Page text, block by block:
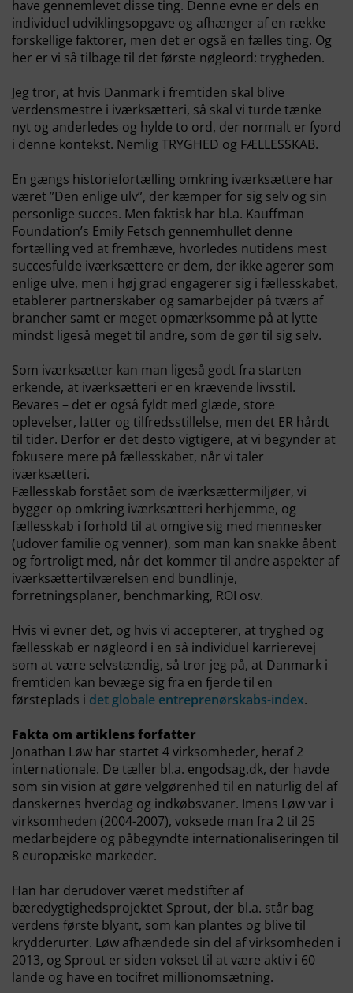
have gennemlevet disse ting. Denne evne er dels en
individuel udviklingsopgave og afhænger af en række
forskellige faktorer, men det er også en fælles ting. Og
her er vi så tilbage til det første nøgleord: trygheden.
Jeg tror, at hvis Danmark i fremtiden skal blive
verdensmestre i iværksætteri, så skal vi turde tænke
nyt og anderledes og hylde to ord, der normalt er fyord
i denne kontekst. Nemlig TRYGHED og FÆLLESSKAB.
En gængs historiefortælling omkring iværksættere har
været ”Den enlige ulv”, der kæmper for sig selv og sin
personlige succes. Men faktisk har bl.a. Kauffman
Foundation’s Emily Fetsch gennemhullet denne
fortælling ved at fremhæve, hvorledes nutidens mest
succesfulde iværksættere er dem, der ikke agerer som
enlige ulve, men i høj grad engagerer sig i fællesskabet,
etablerer partnerskaber og samarbejder på tværs af
brancher samt er meget opmærksomme på at lytte
mindst ligeså meget til andre, som de gør til sig selv.
Som iværksætter kan man ligeså godt fra starten
erkende, at iværksætteri er en krævende livsstil.
Bevares – det er også fyldt med glæde, store
oplevelser, latter og tilfredsstillelse, men det ER hårdt
til tider. Derfor er det desto vigtigere, at vi begynder at
fokusere mere på fællesskabet, når vi taler
iværksætteri.
Fællesskab forstået som de iværksættermiljøer, vi
bygger op omkring iværksætteri herhjemme, og
fællesskab i forhold til at omgive sig med mennesker
(udover familie og venner), som man kan snakke åbent
og fortroligt med, når det kommer til andre aspekter af
iværksættertilværelsen end bundlinje,
forretningsplaner, benchmarking, ROI osv.
Hvis vi evner det, og hvis vi accepterer, at tryghed og
fællesskab er nøgleord i en så individuel karrierevej
som at være selvstændig, så tror jeg på, at Danmark i
fremtiden kan bevæge sig fra en fjerde til en
førsteplads i det globale entreprenørskabs-index.
Fakta om artiklens forfatter
Jonathan Løw har startet 4 virksomheder, heraf 2
internationale. De tæller bl.a. engodsag.dk, der havde
som sin vision at gøre velgørenhed til en naturlig del af
danskernes hverdag og indkøbsvaner. Imens Løw var i
virksomheden (2004-2007), voksede man fra 2 til 25
medarbejdere og påbegyndte internationaliseringen til
8 europæiske markeder.
Han har derudover været medstifter af
bæredygtighedsprojektet Sprout, der bl.a. står bag
verdens første blyant, som kan plantes og blive til
krydderurter. Løw afhændede sin del af virksomheden i
2013, og Sprout er siden vokset til at være aktiv i 60
lande og have en tocifret millionomsætning.